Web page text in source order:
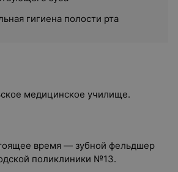
гигиена полости рта
медицинское училище.
время — зубной фельдшер
поликлиники №13.